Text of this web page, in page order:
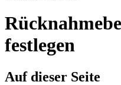
festlegen
Auf dieser Seite